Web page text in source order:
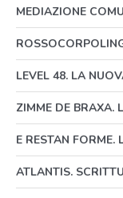
MEDIAZIONE
LEVEL 48. LA
ZIMME DE BRAXA.
E RESTAN FORME.
ATLANTIS.